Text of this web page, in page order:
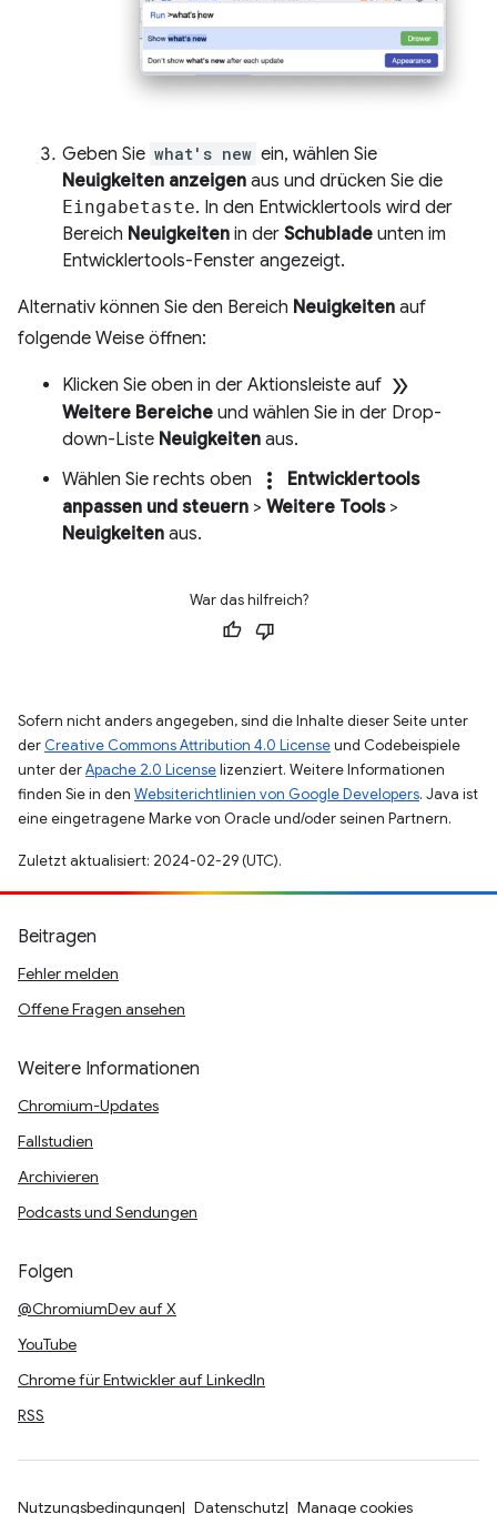
Geben Sie what's new ein, wählen Sie
Neuigkeiten anzeigen aus und drücken Sie die
Eingabetaste. In den Entwicklertools wird der
Bereich Neuigkeiten in der Schublade unten im
Entwicklertools-Fenster angezeigt.
Alternativ können Sie den Bereich Neuigkeiten auf
folgende Weise öffnen:
Klicken Sie oben in der Aktionsleiste auf double_arrow
Weitere Bereiche und wählen Sie in der Drop-
down-Liste Neuigkeiten aus.
Wählen Sie rechts oben
more_vert
Entwicklertools
anpassen und steuern > Weitere Tools>
Neuigkeiten aus.
War das hilfreich?
Sofern nicht anders angegeben, sind die Inhalte dieser Seite unter
der Creative Commons Attribution 4.0 Licenseund Codebeispiele
unter derApache 2.0 Licenselizenziert. Weitere Informationen
finden Sie in den Websiterichtlinien von Google Developers. Java ist
eine eingetragene Marke von Oracle und/oder seinen Partnern.
Zuletzt aktualisiert: 2024-02-29 (UTC).
Beitragen
Fehler melden
Offene Fragen ansehen
Weitere Informationen
Chromium-Updates
Fallstudien
Archivieren
Podcasts und Sendungen
Folgen
@ChromiumDev auf X
YouTube
Chrome für Entwickler auf LinkedIn
RSS
Nutzungsbedingungen Datenschutz Manage cookies